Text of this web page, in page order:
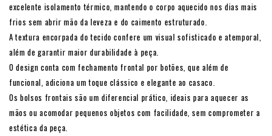
excelente isolamento térmico, mantendo o corpo aquecido nos dias mais
frios sem abrir mão da leveza e do caimento estruturado.
A textura encorpada do tecido confere um visual sofisticado e atemporal,
além de garantir maior durabilidade à peça.
O design conta com fechamento frontal por botões, que além de
funcional, adiciona um toque clássico e elegante ao casaco.
Os bolsos frontais são um diferencial prático, ideais para aquecer as
mãos ou acomodar pequenos objetos com facilidade, sem comprometer a
estética da peça.